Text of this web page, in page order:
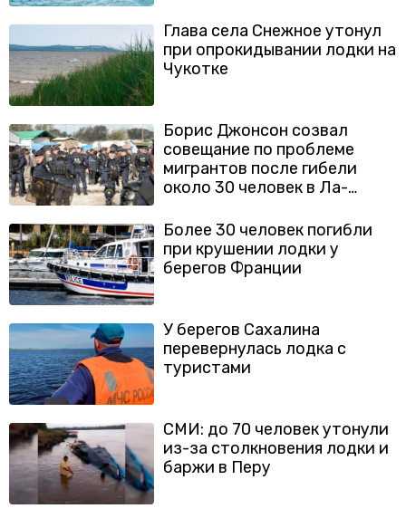
Глава села Снежное утонул
при опрокидывании лодки на
Чукотке
Борис Джонсон созвал
совещание по проблеме
мигрантов после гибели
около 30 человек в Ла-
Более 30 человек погибли
при крушении лодки у
берегов Франции
У берегов Сахалина
перевернулась лодка с
туристами
СМИ: до 70 человек утонули
из-за столкновения лодки и
баржи в Перу